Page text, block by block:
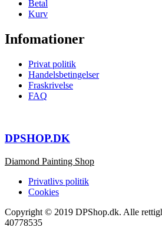
Betal
Kurv
Infomationer
Privat politik
Handelsbetingelser
Fraskrivelse
FAQ
DPSHOP.DK
Diamond Painting Shop
Privatlivs politik
Cookies
Copyright © 2019 DPShop.dk. Alle
40778535